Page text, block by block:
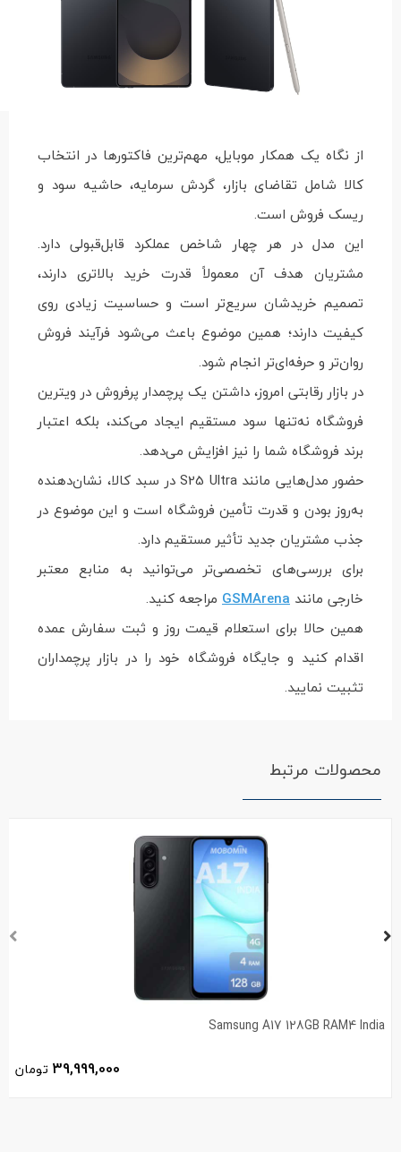
از نگاه یک همکار موبایل، مهم‌ترین فاکتورها در انتخاب
کالا شامل تقاضای بازار، گردش سرمایه، حاشیه سود و
ریسک فروش است.
این مدل در هر چهار شاخص عملکرد قابل‌قبولی دارد.
مشتریان هدف آن معمولاً قدرت خرید بالاتری دارند،
تصمیم خریدشان سریع‌تر است و حساسیت زیادی روی
کیفیت دارند؛ همین موضوع باعث می‌شود فرآیند فروش
روان‌تر و حرفه‌ای‌تر انجام شود.
در بازار رقابتی امروز، داشتن یک پرچمدار پرفروش در ویترین
فروشگاه نه‌تنها سود مستقیم ایجاد می‌کند، بلکه اعتبار
برند فروشگاه شما را نیز افزایش می‌دهد.
حضور مدل‌هایی مانند S25 Ultra در سبد کالا، نشان‌دهنده
به‌روز بودن و قدرت تأمین فروشگاه است و این موضوع در
جذب مشتریان جدید تأثیر مستقیم دارد.
برای بررسی‌های تخصصی‌تر می‌توانید به منابع معتبر
خارجی مانند GSMArena مراجعه کنید.
همین حالا برای استعلام قیمت روز و ثبت سفارش عمده
اقدام کنید و جایگاه فروشگاه خود را در بازار پرچمداران
تثبیت نمایید.
محصولات مرتبط
Samsung A17 128GB RAM4 India
39,999,000 تومان